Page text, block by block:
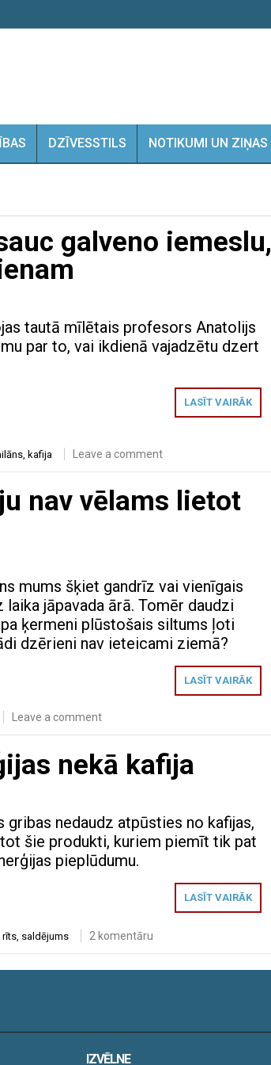
DZĪVESSTILS NOTIKUMI UN ZIŅAS
galveno iemeslu,
tautā mīlētais profesors Anatolijs
par to, vai ikdienā vajadzētu dzert
LASĪT VAIRĀK
kafija Leave a comment
nav vēlams lietot
mums šķiet gandrīz vai vienīgais
jāpavada ārā. Tomēr daudzi
ķermeni plūstošais siltums ļoti
dzērieni nav ieteicami ziemā?
LASĪT VAIRĀK
Leave a comment
nekā kafija
gribas nedaudz atpūsties no kafijas,
šie produkti, kuriem piemīt tik pat
pieplūdumu.
LASĪT VAIRĀK
rīts, saldējums 2 komentāru
IZVĒLNE